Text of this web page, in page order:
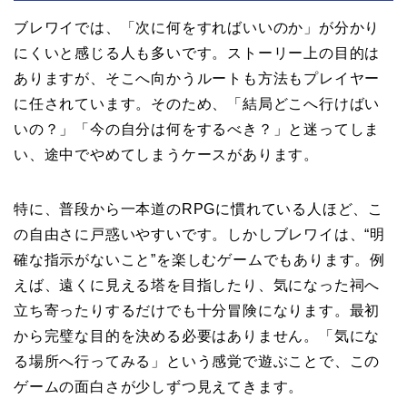
ブレワイでは、「次に何をすればいいのか」が分かり
にくいと感じる人も多いです。ストーリー上の目的は
ありますが、そこへ向かうルートも方法もプレイヤー
に任されています。そのため、「結局どこへ行けばい
いの？」「今の自分は何をするべき？」と迷ってしま
い、途中でやめてしまうケースがあります。
特に、普段から一本道のRPGに慣れている人ほど、こ
の自由さに戸惑いやすいです。しかしブレワイは、“明
確な指示がないこと”を楽しむゲームでもあります。例
えば、遠くに見える塔を目指したり、気になった祠へ
立ち寄ったりするだけでも十分冒険になります。最初
から完璧な目的を決める必要はありません。「気にな
る場所へ行ってみる」という感覚で遊ぶことで、この
ゲームの面白さが少しずつ見えてきます。